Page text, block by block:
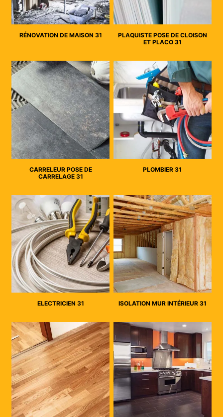
RÉNOVATION DE MAISON 31
PLAQUISTE POSE DE CLOISON
ET PLACO 31
CARRELEUR POSE DE
CARRELAGE 31
PLOMBIER 31
ELECTRICIEN 31 ISOLATION MUR INTÉRIEUR 31